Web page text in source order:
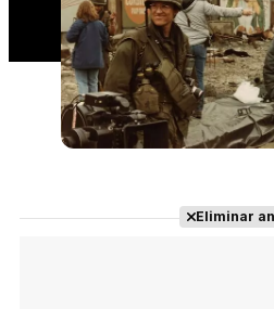
Eliminar